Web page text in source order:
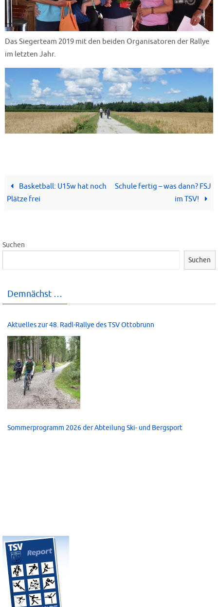
Das Siegerteam 2019 mit den beiden Organisatoren der Rallye
im letzten Jahr.
Basketball: U15w hat noch
Plätze frei
Schule fertig – was dann? FSJ
im TSV!
Suchen
Suchen
Demnächst …
Aktuelles zur 48. Radl-Rallye des TSV Ottobrunn
Sommerprogramm 2026 der Abteilung Ski- und Bergsport